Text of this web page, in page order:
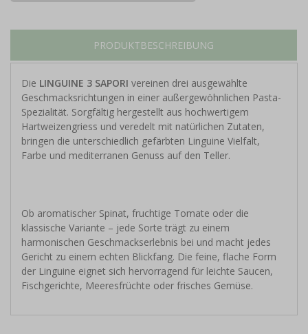
PRODUKTBESCHREIBUNG
Die LINGUINE 3 SAPORI vereinen drei ausgewählte
Geschmacksrichtungen in einer außergewöhnlichen Pasta-
Spezialität. Sorgfältig hergestellt aus hochwertigem
Hartweizengriess und veredelt mit natürlichen Zutaten,
bringen die unterschiedlich gefärbten Linguine Vielfalt,
Farbe und mediterranen Genuss auf den Teller.
Ob aromatischer Spinat, fruchtige Tomate oder die
klassische Variante – jede Sorte trägt zu einem
harmonischen Geschmackserlebnis bei und macht jedes
Gericht zu einem echten Blickfang. Die feine, flache Form
der Linguine eignet sich hervorragend für leichte Saucen,
Fischgerichte, Meeresfrüchte oder frisches Gemüse.